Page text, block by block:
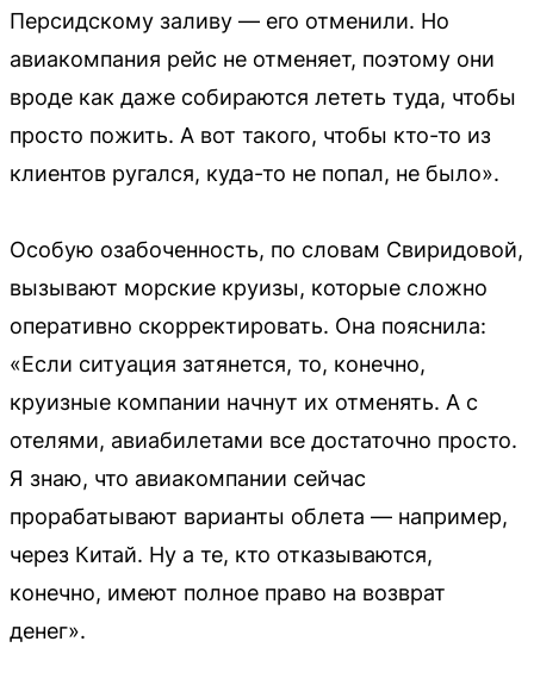
Персидскому заливу — его отменили. Но
авиакомпания рейс не отменяет, поэтому они
вроде как даже собираются лететь туда, чтобы
просто пожить. А вот такого, чтобы кто-то из
клиентов ругался, куда-то не попал, не было».
Особую озабоченность, по словам Свиридовой,
вызывают морские круизы, которые сложно
оперативно скорректировать. Она пояснила:
«Если ситуация затянется, то, конечно,
круизные компании начнут их отменять. А с
отелями, авиабилетами все достаточно просто.
Я знаю, что авиакомпании сейчас
прорабатывают варианты облета — например,
через Китай. Ну а те, кто отказываются,
конечно, имеют полное право на возврат
денег».